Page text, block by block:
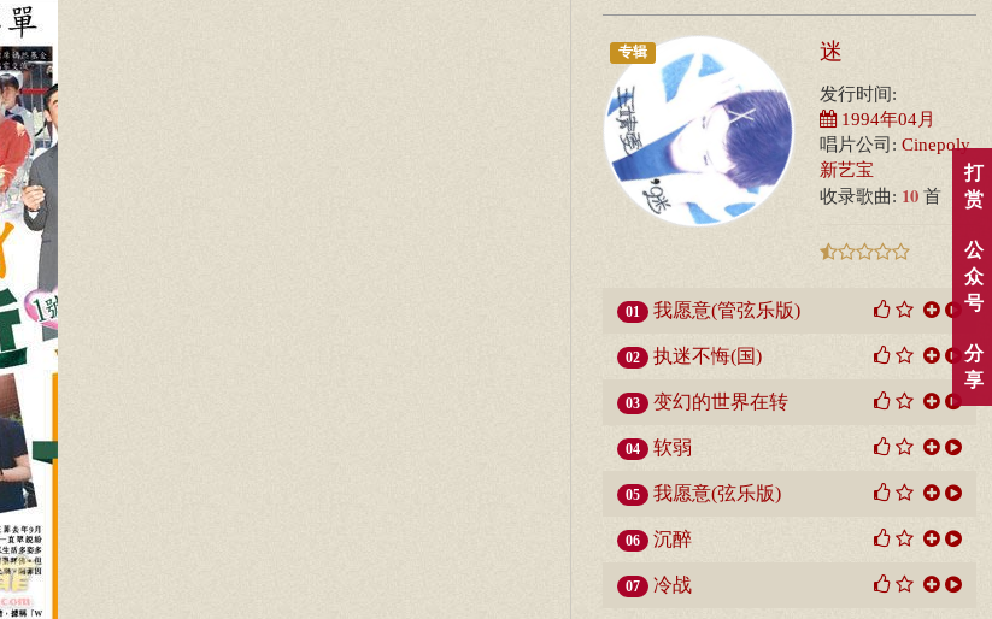
专辑 迷
发行时间:
1994年04月
唱片公司: Cinepoly
新艺宝
收录歌曲: 10 首
01 我愿意(管弦乐版)
02 执迷不悔(国)
03 变幻的世界在转
04 软弱
05 我愿意(弦乐版)
06 沉醉
07 冷战
打
赏
公
众
号
分
享